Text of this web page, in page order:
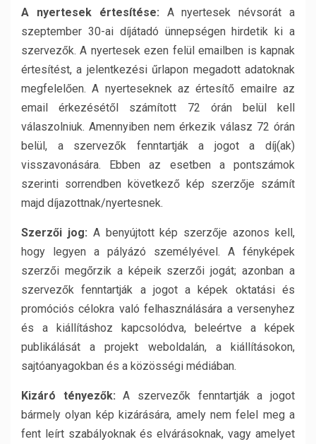
A nyertesek értesítése: A nyertesek névsorát a
szeptember 30-ai díjátadó ünnepségen hirdetik ki a
szervezők. A nyertesek ezen felül emailben is kapnak
értesítést, a jelentkezési űrlapon megadott adatoknak
megfelelően. A nyerteseknek az értesítő emailre az
email érkezésétől számított 72 órán belül kell
válaszolniuk. Amennyiben nem érkezik válasz 72 órán
belül, a szervezők fenntartják a jogot a díj(ak)
visszavonására. Ebben az esetben a pontszámok
szerinti sorrendben következő kép szerzője számít
majd díjazottnak/nyertesnek.
Szerzői jog: A benyújtott kép szerzője azonos kell,
hogy legyen a pályázó személyével. A fényképek
szerzői megőrzik a képeik szerzői jogát; azonban a
szervezők fenntartják a jogot a képek oktatási és
promóciós célokra való felhasználására a versenyhez
és a kiállításhoz kapcsolódva, beleértve a képek
publikálását a projekt weboldalán, a kiállításokon,
sajtóanyagokban és a közösségi médiában.
Kizáró tényezők:A szervezők fenntartják a jogot
bármely olyan kép kizárására, amely nem felel meg a
fent leírt szabályoknak és elvárásoknak, vagy amelyet